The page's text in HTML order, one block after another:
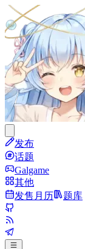
发布
话题
Galgame
其他
发售月历
题库